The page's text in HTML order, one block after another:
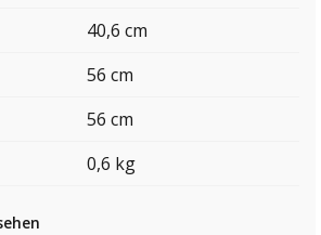
40,6 cm
56 cm
56 cm
0,6 kg